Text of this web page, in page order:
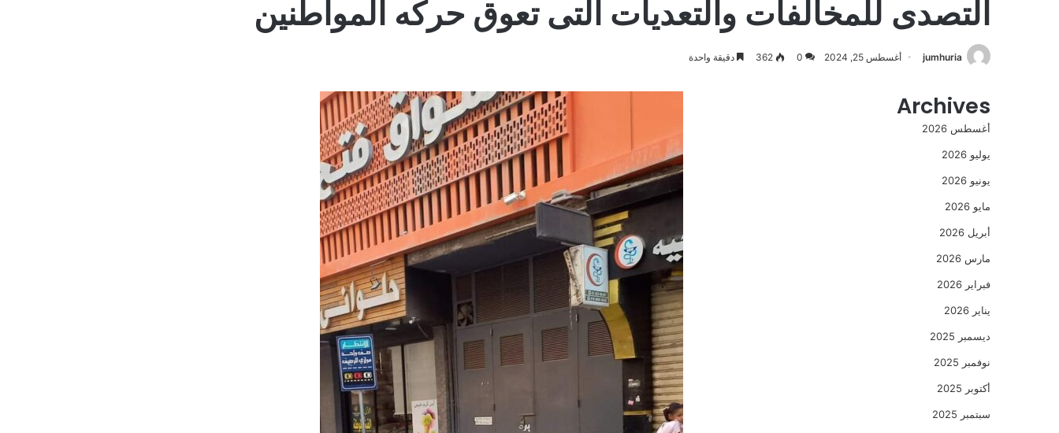
التصدى للمخالفات والتعديات التى تعوق حركه المواطنين
jumhuria أغسطس 25, 2024 0
362 دقيقة واحدة
Archives
أغسطس 2026
يوليو 2026
يونيو 2026
مايو 2026
أبريل 2026
مارس 2026
فبراير 2026
يناير 2026
ديسمبر 2025
نوفمبر 2025
أكتوبر 2025
سبتمبر 2025